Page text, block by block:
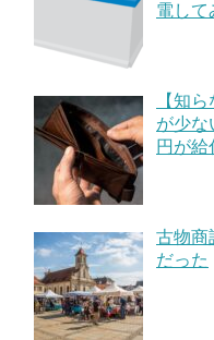
電して
【知
が少な
円が給
古物商
だった